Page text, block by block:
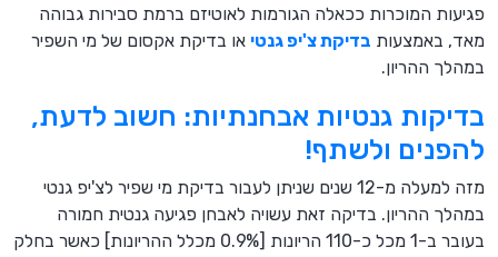
פגיעות המוכרות ככאלה הגורמות לאוטיזם ברמת סבירות גבוהה
מאד, באמצעות בדיקת צ'יפ גנטי או בדיקת אקסום של מי השפיר
במהלך ההריון.
בדיקות גנטיות אבחנתיות: חשוב לדעת,
להפנים ולשתף!
מזה למעלה מ-12 שנים שניתן לעבור בדיקת מי שפיר לצ'יפ גנטי
במהלך ההריון. בדיקה זאת עשויה לאבחן פגיעה גנטית חמורה
בעובר ב-1 מכל כ-110 הריונות [0.9% מכלל ההריונות] כאשר בחלק